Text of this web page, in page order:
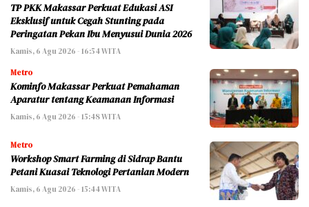
TP PKK Makassar Perkuat Edukasi ASI
Eksklusif untuk Cegah Stunting pada
Peringatan Pekan Ibu Menyusui Dunia 2026
Kamis, 6 Agu 2026 - 16:54 WITA
Metro
Kominfo Makassar Perkuat Pemahaman
Aparatur tentang Keamanan Informasi
Kamis, 6 Agu 2026 - 15:48 WITA
Metro
Workshop Smart Farming di Sidrap Bantu
Petani Kuasai Teknologi Pertanian Modern
Kamis, 6 Agu 2026 - 15:44 WITA